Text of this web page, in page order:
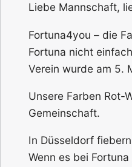
Liebe Mannschaft,
Fortuna4you – die
Fortuna nicht
Verein wurde am 5.
Unsere Farben Rot-
Gemeinschaft.
In Düsseldorf
Wenn es bei